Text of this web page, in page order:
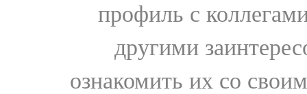
профиль с
другими
ознакомить их со